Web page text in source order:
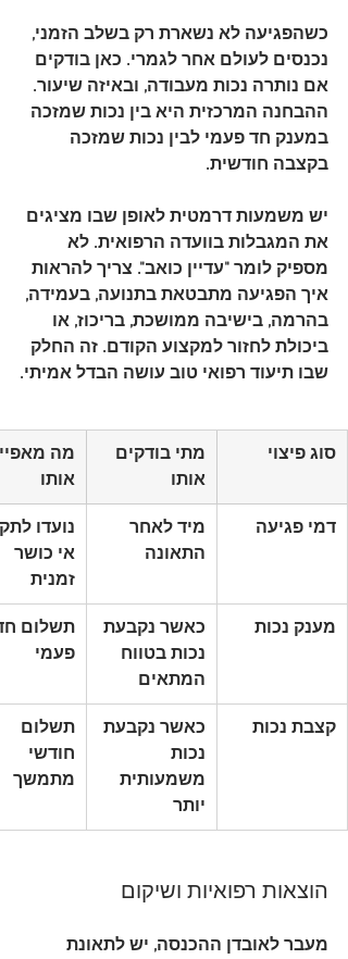
כשהפגיעה לא נשארת רק בשלב הזמני,
נכנסים לעולם אחר לגמרי. כאן בודקים
אם נותרה נכות מעבודה, ובאיזה שיעור.
ההבחנה המרכזית היא בין נכות שמזכה
במענק חד פעמי לבין נכות שמזכה
בקצבה חודשית.
יש משמעות דרמטית לאופן שבו מציגים
את המגבלות בוועדה הרפואית. לא
מספיק לומר "עדיין כואב". צריך להראות
איך הפגיעה מתבטאת בתנועה, בעמידה,
בהרמה, בישיבה ממושכת, בריכוז, או
ביכולת לחזור למקצוע הקודם. זה החלק
שבו תיעוד רפואי טוב עושה הבדל אמיתי.
סוג פיצוי
מתי בודקים
אותו
מה
אותו
דמי פגיעה
מיד לאחר
התאונה
נועדו
אי כושר
זמנית
מענק נכות
כאשר נקבעת
נכות בטווח
המתאים
תשלום
פעמי
קצבת נכות
כאשר נקבעת
נכות
משמעותית
יותר
תשלום
חודשי
מתמשך
הוצאות רפואיות ושיקום
מעבר לאובדן ההכנסה, יש לתאונת